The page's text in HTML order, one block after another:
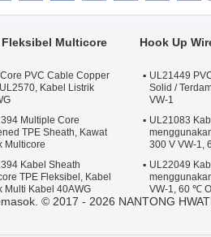
Fleksibel Multicore
PVC Cable Copper
Kabel Listrik
Multiple Core
TPE Sheath, Kawat
Multicore
Kabel Sheath
TPE Fleksibel, Kabel
Multi Kabel 40AWG
Hook Up
UL21449
Solid /
VW-1
UL21083
300 V VW-1,
UL22049
VW-1, 60 ℃
© 2017 - 2026 NANTONG